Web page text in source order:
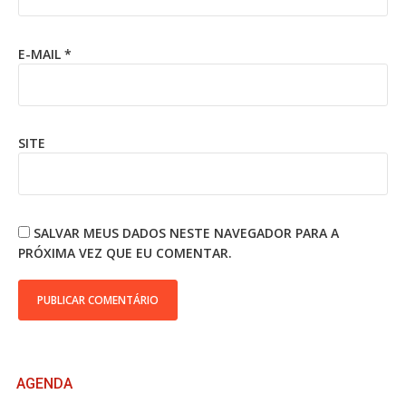
E-MAIL *
SITE
SALVAR MEUS DADOS NESTE NAVEGADOR PARA A
PRÓXIMA VEZ QUE EU COMENTAR.
AGENDA